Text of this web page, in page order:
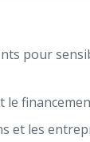
pour
le
et les